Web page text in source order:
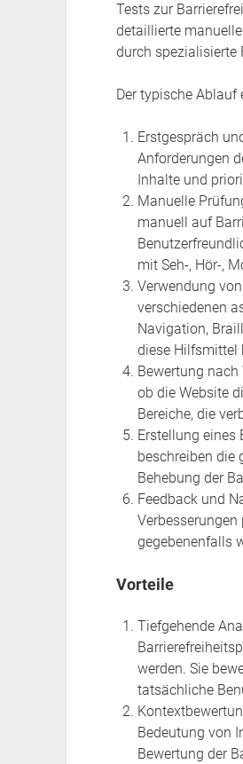
Tests zur
detaillierte
durch spezialisierte
Der typische Ablauf
Erstgespräch
Anforderungen
Inhalte und
Manuelle
manuell auf
mit Seh-, Hör-,
Verwendung
verschiedenen
Navigation,
diese Hilfsmittel
Bewertung nach
ob die Website
Bereiche, die
Erstellung eines
beschreiben die
Behebung der
Feedback und
gegebenenfalls
Vorteile
Tiefgehende
werden. Sie
tatsächliche
Bedeutung von
Bewertung der